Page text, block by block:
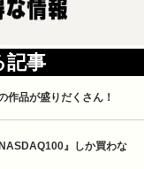
記事
作品が盛りだくさん！
』しか買わな